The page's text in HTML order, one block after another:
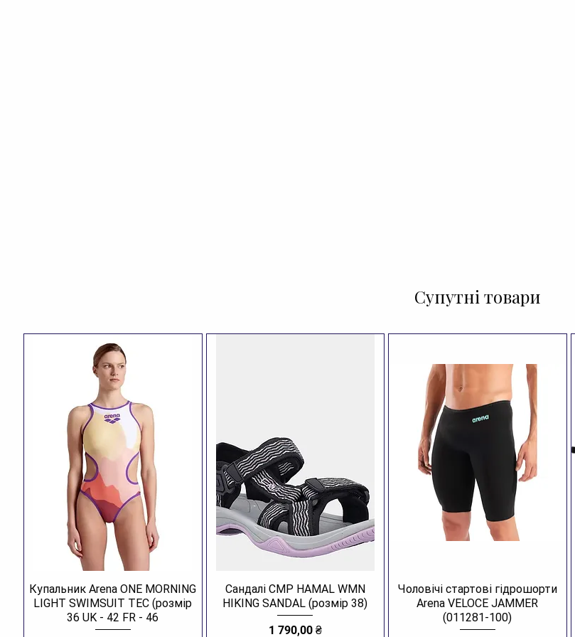
Супутні товари
Купальник Arena ONE MORNING
LIGHT SWIMSUIT TEC (розмір
36 UK - 42 FR - 46
Сандалі CMP HAMAL WMN
HIKING SANDAL (розмір 38)
Ціна
1 790,00 ₴
Чоловічі стартові гідрошорти
Arena VELOCE JAMMER
(011281-100)